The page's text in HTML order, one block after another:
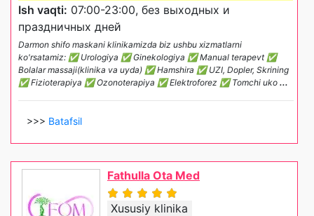
Ish vaqti: 07:00-23:00, без выходных и
праздничных дней
Darmon shifo maskani klinikamizda biz ushbu xizmatlarni
ko'rsatamiz: ✅ Urologiya ✅ Ginekologiya ✅ Manual terapevt ✅
Bolalar massaji(klinika va uyda) ✅ Hamshira ✅ UZI, Dopler, Skrining
✅ Fizioterapiya ✅ Ozonoterapiya ✅ Elektroforez ✅ Tomchi uko ...
>>> Batafsil
Fathulla Ota Med
Xususiy klinika